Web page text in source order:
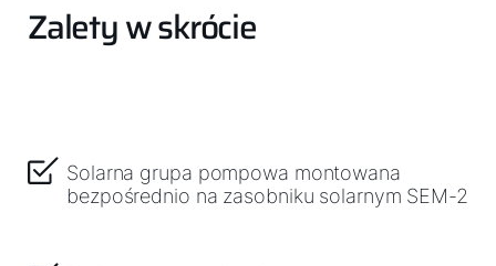
Zalety w skrócie
Solarna grupa pompowa montowana
bezpośrednio na zasobniku solarnym SEM-2
Serwis